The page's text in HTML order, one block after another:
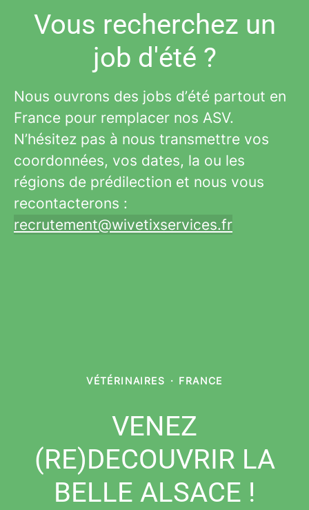
Vous recherchez un
job d'été ?
Nous ouvrons des jobs d’été partout en
France pour remplacer nos ASV.
N’hésitez pas à nous transmettre vos
coordonnées, vos dates, la ou les
régions de prédilection et nous vous
recontacterons :
recrutement@wivetixservices.fr
VÉTÉRINAIRES · FRANCE
VENEZ
(RE)DECOUVRIR LA
BELLE ALSACE !